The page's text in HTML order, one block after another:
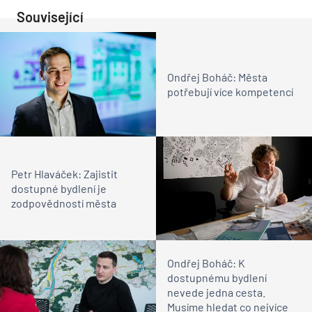
Související
Ondřej Boháč: Města
potřebují více kompetencí
Petr Hlaváček: Zajistit
dostupné bydlení je
zodpovědností města
Ondřej Boháč: K
dostupnému bydlení
nevede jedna cesta.
Musíme hledat co nejvíce